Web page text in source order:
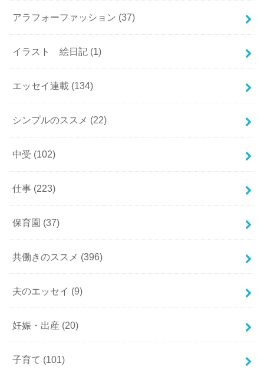
アラフォーファッション (37)
イラスト 絵日記 (1)
エッセイ連載 (134)
シンプルのススメ (22)
中受 (102)
仕事 (223)
保育園 (37)
共働きのススメ (396)
夫のエッセイ (9)
妊娠・出産 (20)
子育て (101)